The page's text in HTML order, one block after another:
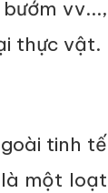
vv...,
thực vật.
tinh tế
một loạt